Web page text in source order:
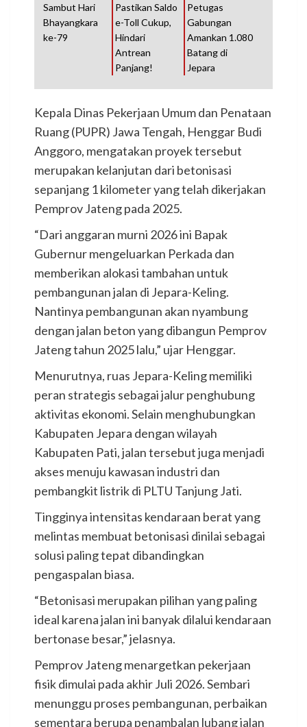
Sambut Hari
Bhayangkara
ke-79
Pastikan Saldo
e-Toll Cukup,
Hindari
Antrean
Panjang!
Petugas
Gabungan
Amankan 1.080
Batang di
Jepara
Kepala Dinas Pekerjaan Umum dan Penataan
Ruang (PUPR) Jawa Tengah, Henggar Budi
Anggoro, mengatakan proyek tersebut
merupakan kelanjutan dari betonisasi
sepanjang 1 kilometer yang telah dikerjakan
Pemprov Jateng pada 2025.
“Dari anggaran murni 2026 ini Bapak
Gubernur mengeluarkan Perkada dan
memberikan alokasi tambahan untuk
pembangunan jalan di Jepara-Keling.
Nantinya pembangunan akan nyambung
dengan jalan beton yang dibangun Pemprov
Jateng tahun 2025 lalu,” ujar Henggar.
Menurutnya, ruas Jepara-Keling memiliki
peran strategis sebagai jalur penghubung
aktivitas ekonomi. Selain menghubungkan
Kabupaten Jepara dengan wilayah
Kabupaten Pati, jalan tersebut juga menjadi
akses menuju kawasan industri dan
pembangkit listrik di PLTU Tanjung Jati.
Tingginya intensitas kendaraan berat yang
melintas membuat betonisasi dinilai sebagai
solusi paling tepat dibandingkan
pengaspalan biasa.
“Betonisasi merupakan pilihan yang paling
ideal karena jalan ini banyak dilalui kendaraan
bertonase besar,” jelasnya.
Pemprov Jateng menargetkan pekerjaan
fisik dimulai pada akhir Juli 2026. Sembari
menunggu proses pembangunan, perbaikan
sementara berupa penambalan lubang jalan